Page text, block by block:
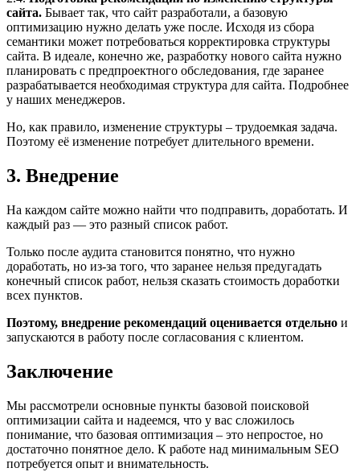
сайта. Бывает так, что сайт разработали, а базовую
оптимизацию нужно делать уже после. Исходя из сбора
семантики может потребоваться корректировка структуры
сайта. В идеале, конечно же, разработку нового сайта нужно
планировать с предпроектного обследования, где заранее
разрабатывается необходимая структура для сайта. Подробнее
у наших менеджеров.
Но, как правило, изменение структуры – трудоемкая задача.
Поэтому её изменение потребует длительного времени.
3. Внедрение
На каждом сайте можно найти что подправить, доработать. И
каждый раз — это разный список работ.
Только после аудита становится понятно, что нужно
доработать, но из-за того, что заранее нельзя предугадать
конечный список работ, нельзя сказать стоимость доработки
всех пунктов.
Поэтому, внедрение рекомендаций оценивается отдельно и
запускаются в работу после согласования с клиентом.
Заключение
Мы рассмотрели основные пункты базовой поисковой
оптимизации сайта и надеемся, что у вас сложилось
понимание, что базовая оптимизация – это непростое, но
достаточно понятное дело. К работе над минимальным SEO
потребуется опыт и внимательность.